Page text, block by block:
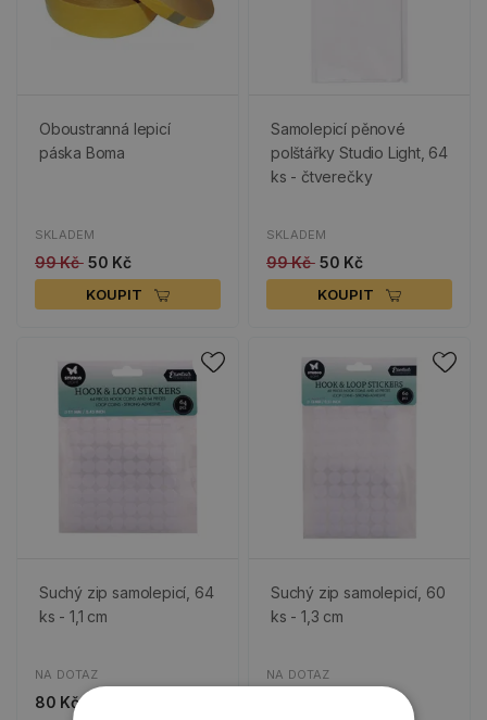
Oboustranná lepicí
páska Boma
SKLADEM
99 Kč 50 Kč
KOUPIT
Samolepicí pěnové
polštářky Studio Light, 64
ks - čtverečky
SKLADEM
99 Kč 50 Kč
KOUPIT
Suchý zip samolepicí, 64
ks - 1,1 cm
NA DOTAZ
80 Kč
Suchý zip samolepicí, 60
ks - 1,3 cm
NA DOTAZ